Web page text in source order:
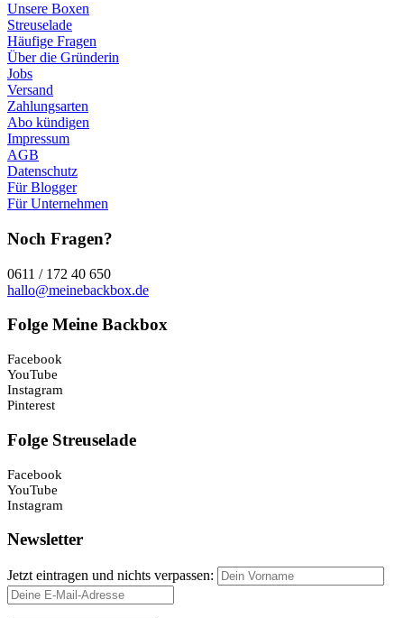
Unsere Boxen
Streuselade
Häufige Fragen
Über die Gründerin
Jobs
Versand
Zahlungsarten
Abo kündigen
Impressum
AGB
Datenschutz
Für Blogger
Für Unternehmen
Noch Fragen?
0611 / 172 40 650
hallo@meinebackbox.de
Folge Meine Backbox
Facebook
YouTube
Instagram
Pinterest
Folge Streuselade
Facebook
YouTube
Instagram
Newsletter
Jetzt eintragen und nichts verpassen: